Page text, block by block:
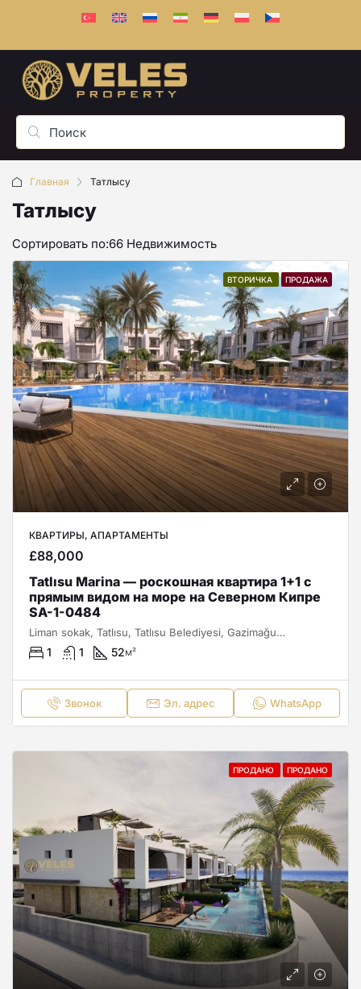
Главная Татлысу
Татлысу
66 Недвижимость
Сортировать по:
ВТОРИЧКА ПРОДАЖА
КВАРТИРЫ, АПАРТАМЕНТЫ
£88,000
Tatlısu Marina — роскошная квартира 1+1 с
прямым видом на море на Северном Кипре
SA-1-0484
Liman sokak, Tatlısu, Tatlısu Belediyesi, Gazimağusa ilçesi, Kuzey Kıbrıs, 99640, Κύπρος - Kıbrıs
1 1 52м²
Звонок Эл. адрес WhatsApp
ПРОДАНО ПРОДАНО